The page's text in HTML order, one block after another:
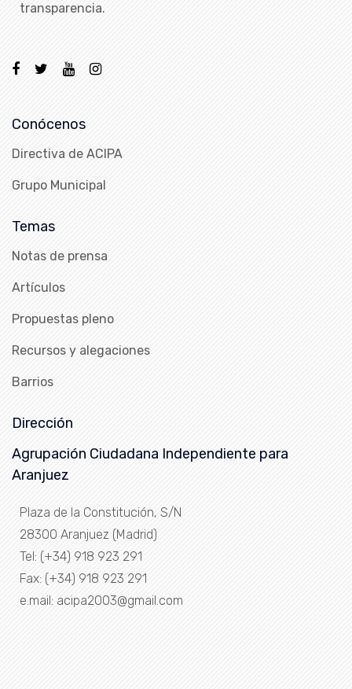
transparencia.
Conócenos
Directiva de ACIPA
Grupo Municipal
Temas
Notas de prensa
Artículos
Propuestas pleno
Recursos y alegaciones
Barrios
Dirección
Agrupación Ciudadana Independiente para
Aranjuez
Plaza de la Constitución, S/N
28300 Aranjuez (Madrid)
Tel: (+34) 918 923 291
Fax: (+34) 918 923 291
e.mail: acipa2003@gmail.com